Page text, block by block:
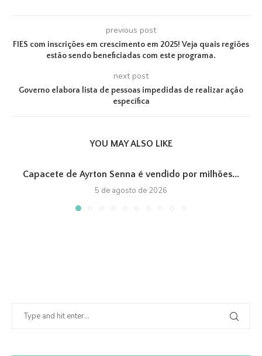
previous post
FIES com inscrições em crescimento em 2025! Veja quais regiões
estão sendo beneficiadas com este programa.
next post
Governo elabora lista de pessoas impedidas de realizar ação
específica
YOU MAY ALSO LIKE
Capacete de Ayrton Senna é vendido por milhões...
5 de agosto de 2026